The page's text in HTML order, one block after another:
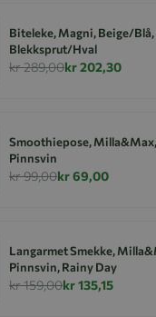
Biteleke, Magni, Beige/Blå,
Blekksprut/Hval
kr 289,00kr 202,30
Smoothiepose,
Pinnsvin
kr 99,00kr 69,00
Langarmet Smekke,
Pinnsvin, Rainy Day
kr 159,00kr 135,15